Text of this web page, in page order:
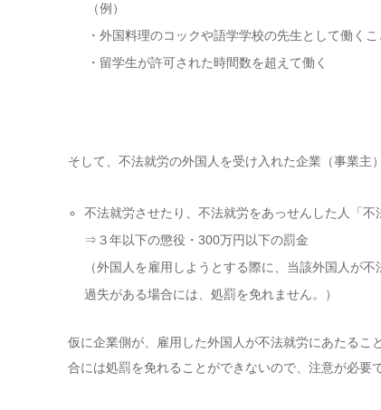
（例）
・外国料理のコックや語学学校の先生として働く
・留学生が許可された時間数を超えて働く
そして、不法就労の外国人を受け入れた企業（事業主
不法就労させたり、不法就労をあっせんした人「不
⇒３年以下の懲役・300万円以下の罰金
（外国人を雇用しようとする際に、当該外国人が
過失がある場合には、処罰を免れません。）
仮に企業側が、雇用した外国人が不法就労にあたる
合には処罰を免れることができないので、注意が必要で